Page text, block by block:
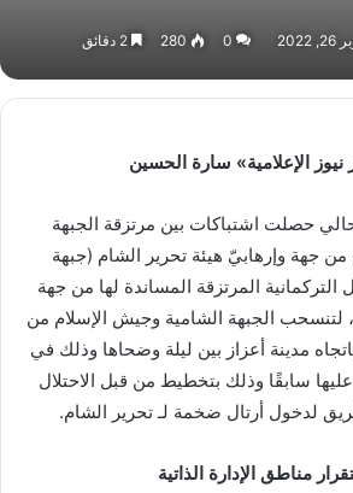
0
280
نيوز الإعلامية» سارة الحسين
الحالي حصلت اشتباكات بين مرتزقة الجبهة
جهة وإرهابيّ هيئة تحرير الشام (جبهة
التركمانية المرتزقة المساندة لها من جهة
الجبهة الشامية وجيش الإسلام من
مدينة أعزاز بين ليلة وضحاها وذلك في
سابقًا وذلك بتخطيط من قبل الاحتلال
لدخول أرتال ضخمة لـ تحرير الشام.
مناطق الإدارة الذاتية